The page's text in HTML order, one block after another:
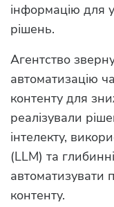
інформацію для
рішень.
Агентство
автоматизацію
контенту для
реалізували
інтелекту,
(LLM) та
автоматизувати
контенту.